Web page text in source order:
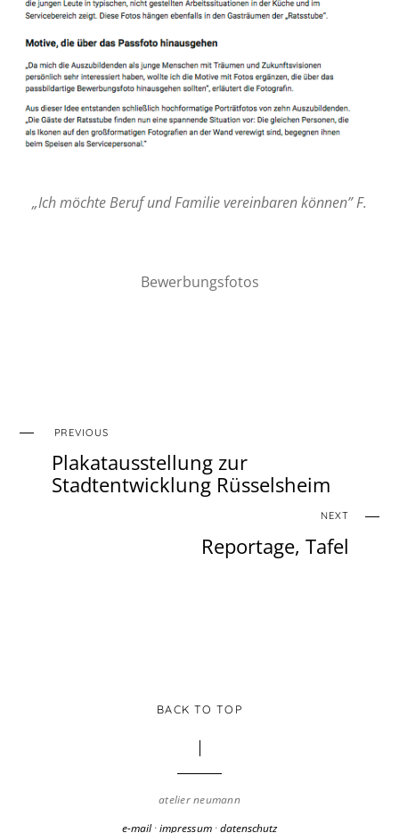
„Ich möchte Beruf und Familie vereinbaren können” F.
Bewerbungsfotos
PREVIOUS
Plakatausstellung zur
Stadtentwicklung Rüsselsheim
NEXT
Reportage, Tafel
BACK TO TOP
atelier neumann
e-mail·impressum·datenschutz